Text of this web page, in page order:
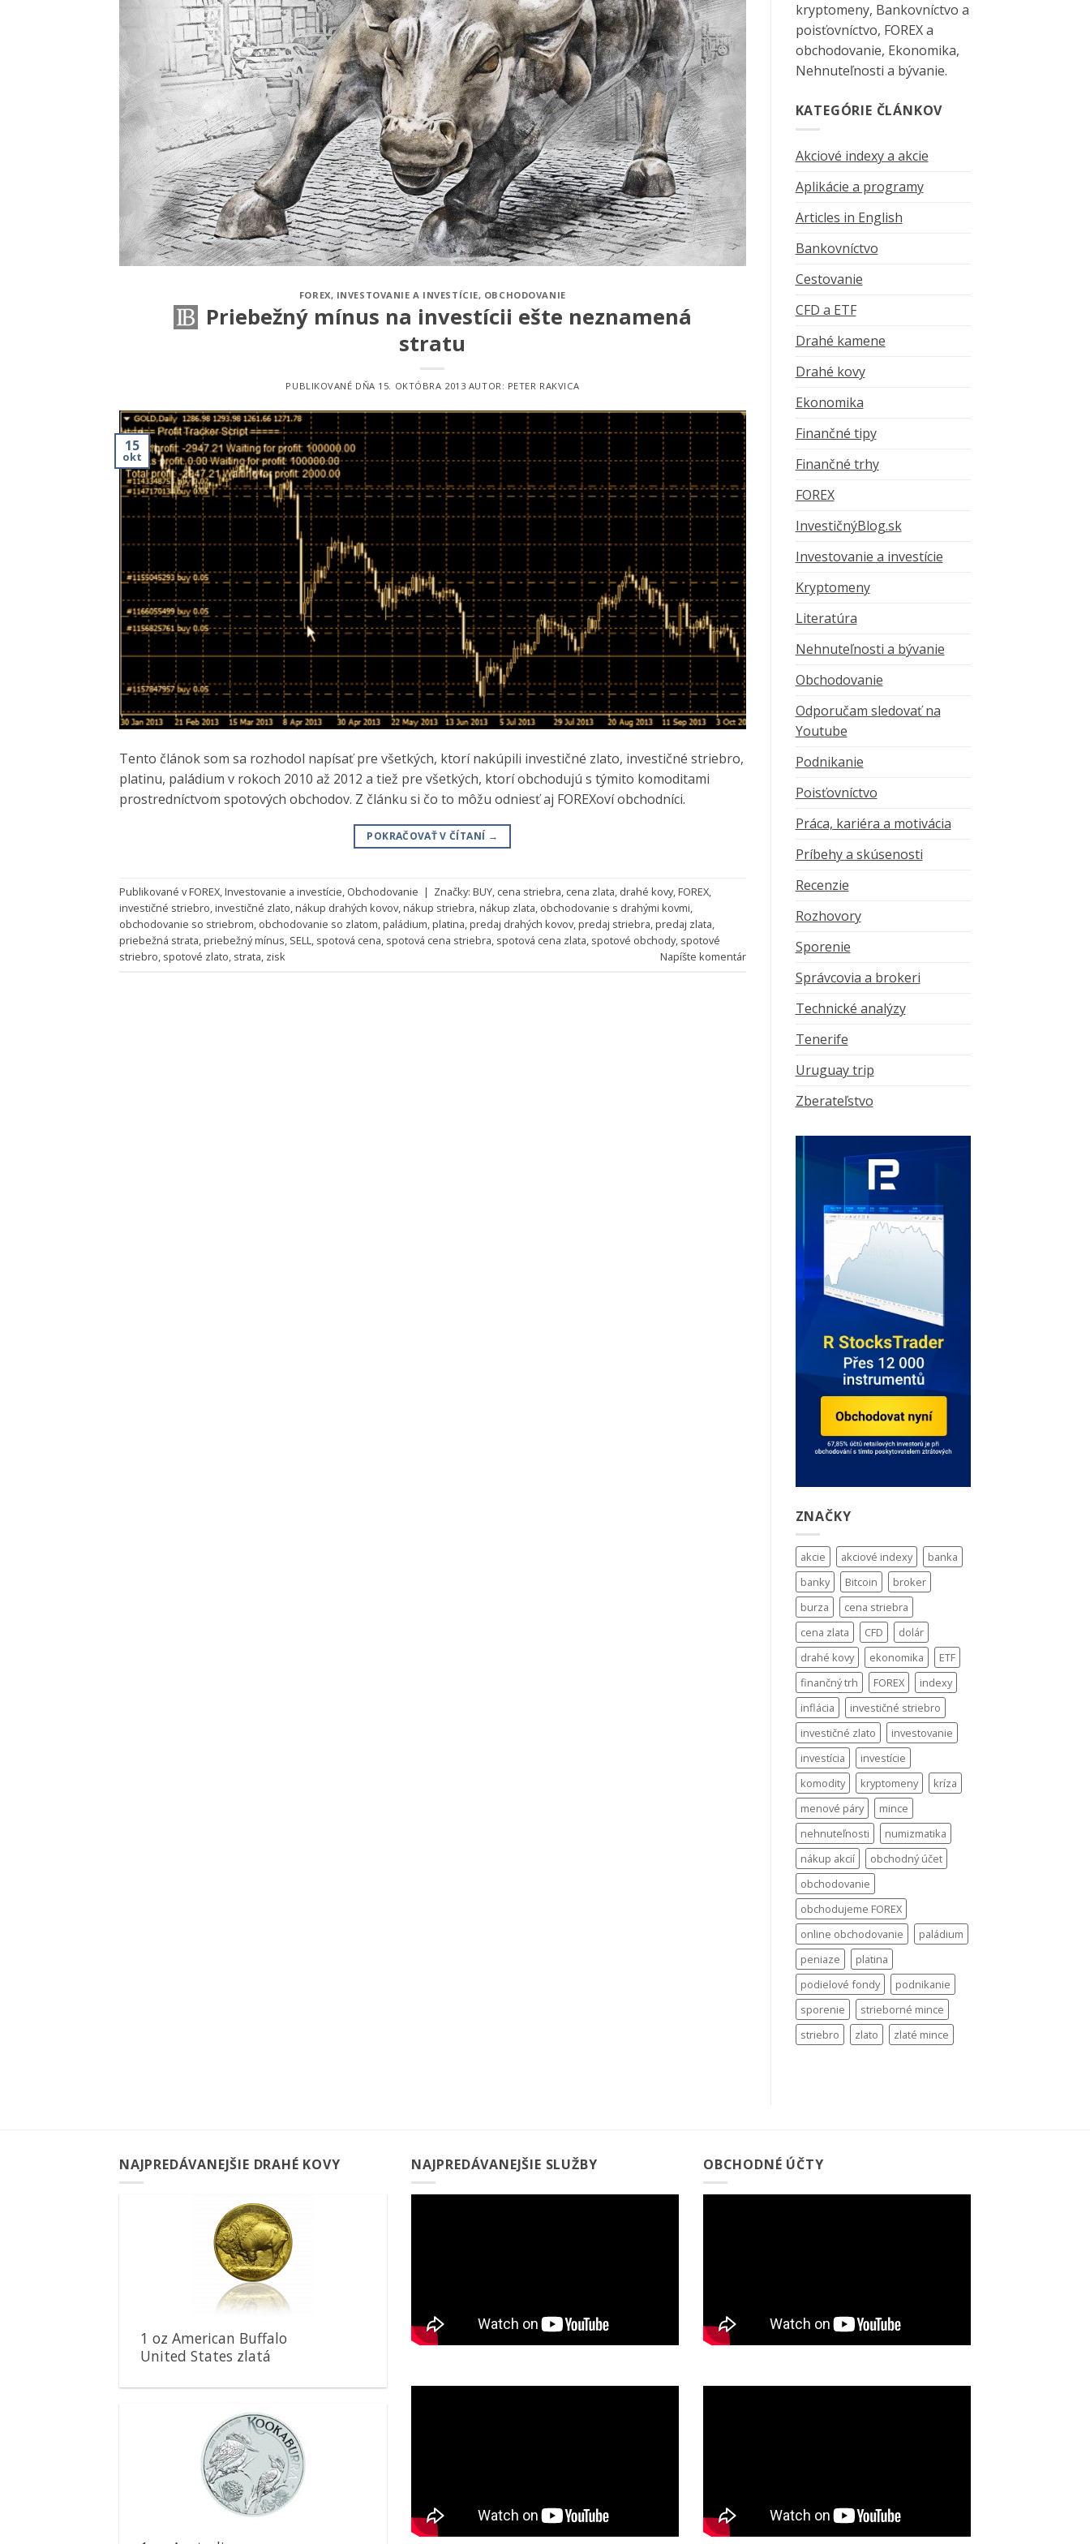
FOREX, INVESTOVANIE A INVESTÍCIE, OBCHODOVANIE
Priebežný mínus na investícii ešte neznamená
stratu
PUBLIKOVANÉ DŇA 15. OKTÓBRA 2013 AUTOR: PETER RAKVICA
15
okt
Tento článok som sa rozhodol napísať pre všetkých, ktorí nakúpili investičné zlato, investičné striebro,
platinu, paládium v rokoch 2010 až 2012 a tiež pre všetkých, ktorí obchodujú s týmito komoditami
prostredníctvom spotových obchodov. Z článku si čo to môžu odniesť aj FOREXoví obchodníci.
POKRAČOVAŤ V ČÍTANÍ →
Publikované vFOREX,Investovanie a investície, Obchodovanie | Značky: BUY, cena striebra, cena zlata, drahé kovy,FOREX,
investičné striebro,investičné zlato,nákup drahých kovov,nákup striebra,nákup zlata, obchodovanie s drahými kovmi,
obchodovanie so striebrom, obchodovanie so zlatom,paládium,platina,predaj drahých kovov,predaj striebra,predaj zlata,
priebežná strata,priebežný mínus, SELL, spotová cena, spotová cena striebra, spotová cena zlata, spotové obchody, spotové
striebro, spotové zlato, strata, zisk Napíšte komentár
kryptomeny, Bankovníctvo a
poisťovníctvo, FOREX a
obchodovanie, Ekonomika,
Nehnuteľnosti a bývanie.
KATEGÓRIE ČLÁNKOV
Akciové indexy a akcie
Aplikácie a programy
Articles in English
Bankovníctvo
Cestovanie
CFD a ETF
Drahé kamene
Drahé kovy
Ekonomika
Finančné tipy
Finančné trhy
FOREX
InvestičnýBlog.sk
Investovanie a investície
Kryptomeny
Literatúra
Nehnuteľnosti a bývanie
Obchodovanie
Odporučam sledovať na
Youtube
Podnikanie
Poisťovníctvo
Práca, kariéra a motivácia
Príbehy a skúsenosti
Recenzie
Rozhovory
Sporenie
Správcovia a brokeri
Technické analýzy
Tenerife
Uruguay trip
Zberateľstvo
ZNAČKY
akcie akciové indexy
banka
banky
Bitcoin
broker
burza
cena striebra
cena zlata
CFD
dolár
drahé kovy
ekonomika
ETF
finančný trh
FOREX
indexy
inflácia
investičné striebro
investičné zlato
investovanie
investícia
investície
komodity
kryptomeny
kríza
menové páry
mince
nehnuteľnosti
numizmatika
nákup akcií
obchodný účet
obchodovanie
obchodujeme FOREX
online obchodovanie
paládium
peniaze
platina
podielové fondy
podnikanie
sporenie
strieborné mince
striebro
zlato zlaté mince
NAJPREDÁVANEJŠIE DRAHÉ KOVY
Pridať k
obľúbeným
1 oz American Buffalo
United States zlatá
Pridať k
obľúbeným
NAJPREDÁVANEJŠIE SLUŽBY OBCHODNÉ ÚČTY